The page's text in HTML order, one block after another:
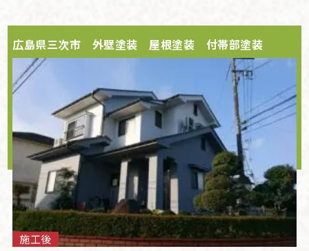
広島県三次市 外壁塗装 屋根塗装 付帯部塗装
施工後